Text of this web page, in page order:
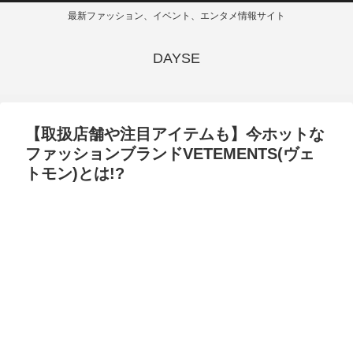
最新ファッション、イベント、エンタメ情報サイト
DAYSE
【取扱店舗や注目アイテムも】今ホットな
ファッションブランドVETEMENTS(ヴェ
トモン)とは!?